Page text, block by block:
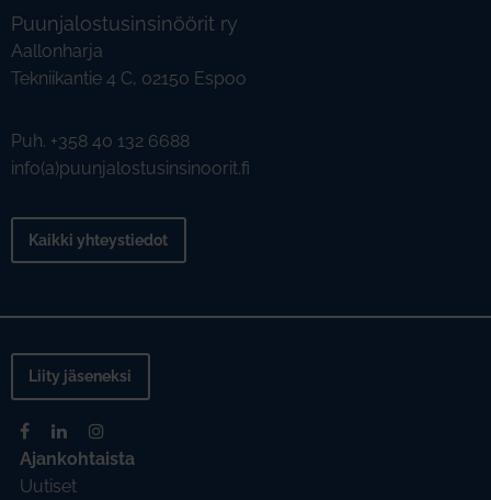
Puunjalostusinsinöörit ry
Aallonharja
Tekniikantie 4 C, 02150 Espoo
Puh. +358 40 132 6688
info(a)puunjalostusinsinoorit.fi
Kaikki yhteystiedot
Liity jäseneksi
Ajankohtaista
Uutiset